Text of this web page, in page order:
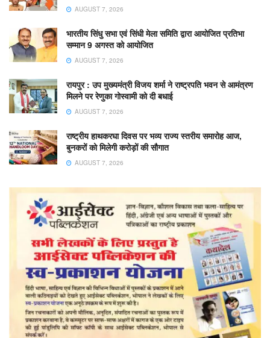
AUGUST 7, 2026
भारतीय सिंधु सभा एवं सिंधी मेला समिति द्वारा आयोजित प्रतिभा
सम्मान 9 अगस्त को आयोजित
AUGUST 7, 2026
रायपुर : उप मुख्यमंत्री विजय शर्मा ने राष्ट्रपति भवन से आमंत्रण
मिलने पर रेणुका गोस्वामी को दी बधाई
AUGUST 7, 2026
राष्ट्रीय हाथकरघा दिवस पर भव्य राज्य स्तरीय समारोह आज,
बुनकरों को मिलेगी करोड़ों की सौगात
AUGUST 7, 2026